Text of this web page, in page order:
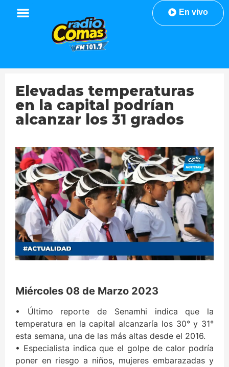
En vivo
Elevadas temperaturas
en la capital podrían
alcanzar los 31 grados
Miércoles 08 de Marzo 2023
• Último reporte de Senamhi indica que la
temperatura en la capital alcanzaría los 30° y 31°
esta semana, una de las más altas desde el 2016.
• Especialista indica que el golpe de calor podría
poner en riesgo a niños, mujeres embarazadas y